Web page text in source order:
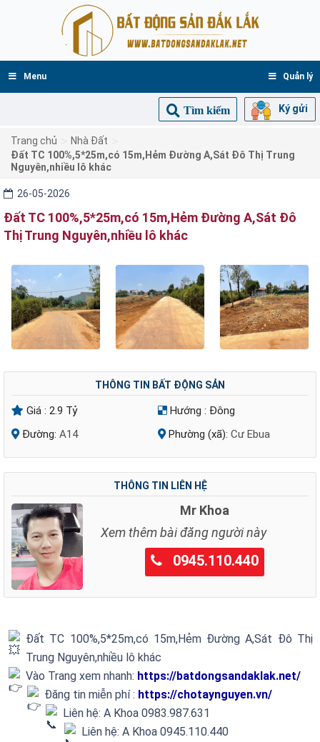
Quản lý
Menu
Ký gửi
Tìm kiếm
Trang chủ Nhà Đất
Đất TC 100%,5*25m,có 15m,Hẻm Đường A,Sát Đô Thị Trung
Nguyên,nhiều lô khác
26-05-2026
Đất TC 100%,5*25m,có 15m,Hẻm Đường A,Sát Đô
Thị Trung Nguyên,nhiều lô khác
THÔNG TIN BẤT ĐỘNG SẢN
Giá : 2.9 Tỷ Hướng : Đông
Đường: A14 Phường (xã): Cư Ebua
THÔNG TIN LIÊN HỆ
Mr Khoa
Xem thêm bài đăng người này
0945.110.440
Đất TC 100%,5*25m,có 15m,Hẻm Đường A,Sát Đô Thị
Trung Nguyên,nhiều lô khác
Vào Trang xem nhanh: https://batdongsandaklak.net/
Đăng tin miễn phí : https://chotaynguyen.vn/
Liên hệ: A Khoa 0983.987.631
Liên hệ: A Khoa 0945.110.440